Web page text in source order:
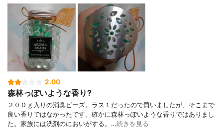
2.00
森林っぽいような香り?
２００ｇ入りの消臭ビーズ。ラス１だったので買いましたが、そこまで
良い香りではなかったです。確かに森林っぽいような香りではありまし
た。家族には洗剤のにおいがする。…続きを見る